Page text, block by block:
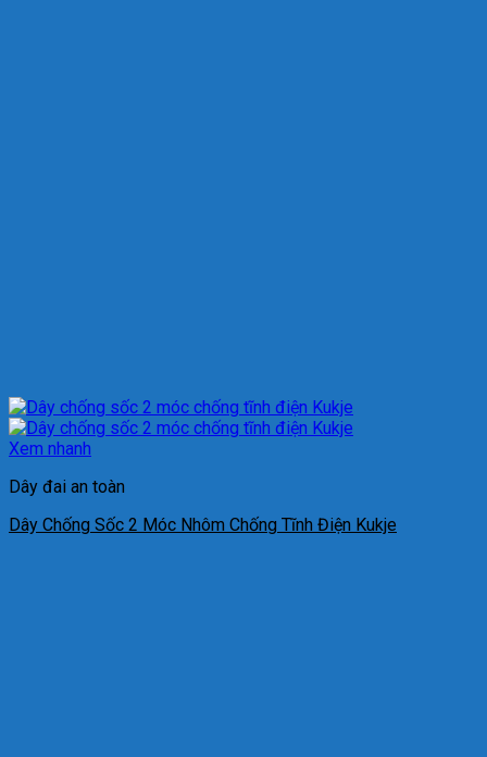
Xem nhanh
Dây đai an toàn
Dây Chống Sốc 2 Móc Nhôm Chống Tĩnh Điện Kukje